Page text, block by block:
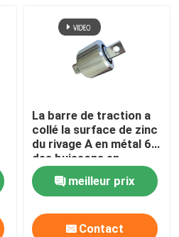
La barre de traction a
collé la surface de zinc
du rivage A en métal 65
des buissons en
caoutchouc NR
meilleur prix
Contact